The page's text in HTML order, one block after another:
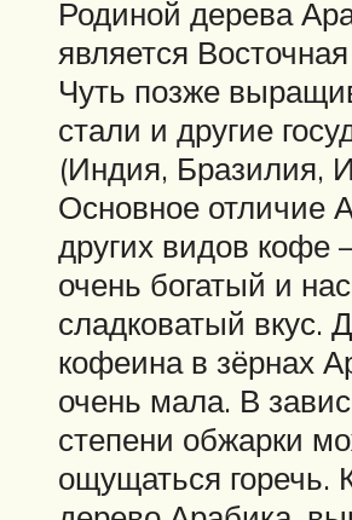
Родиной дерева
является
Чуть позже
стали и другие
(Индия, Бразилия,
Основное отличие
других видов кофе
очень богатый и
сладковатый вкус.
кофеина в зёрнах
очень мала. В
степени обжарки
ощущаться горечь.